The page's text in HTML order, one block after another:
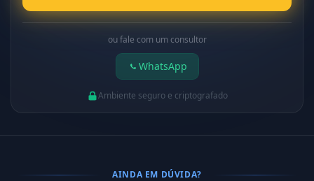
ou fale com um consultor
WhatsApp
Ambiente seguro e criptografado
AINDA EM DÚVIDA?